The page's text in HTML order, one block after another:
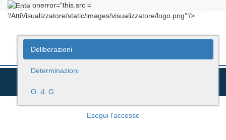
onerror="this.src =
'/AttiVisualizzatore/static/images/visualizzatore/logo.png'"/>
Deliberazioni
Determinazioni
O. d. G.
Esegui l'accesso